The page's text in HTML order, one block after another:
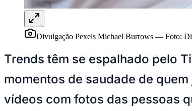
Competições de Futebol
Brasileirão Série A
Brasileirão Série B
Copa do Brasil
Libertadores
Sul-Americana
Copa América
Champions League
Premier League
Divulgação Pexels Michael Burrows — Foto:
Trends têm se espalhado pelo
momentos de saudade de
vídeos com fotos das pessoas